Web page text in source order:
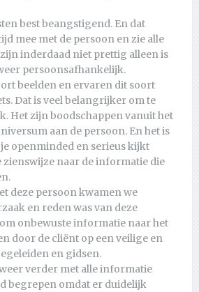
best beangstigend. En dat
mee met de persoon en zie alle
inderdaad niet prettig alleen is
persoonsafhankelijk.
beelden en ervaren dit soort
Dat is veel belangrijker om te
Het zijn boodschappen vanuit het
aan de persoon. En het is
openminded en serieus kijkt
zienswijze naar de informatie die
deze persoon kwamen we
en reden was van deze
onbewuste informatie naar het
door de cliënt op een veilige en
en gidsen.
verder met alle informatie
begrepen omdat er duidelijk